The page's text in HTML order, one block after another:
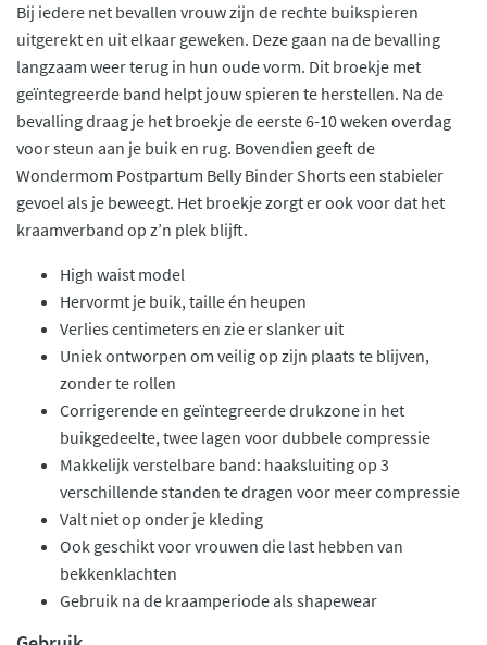
Bij iedere net bevallen vrouw zijn de rechte buikspieren
uitgerekt en uit elkaar geweken. Deze gaan na de bevalling
langzaam weer terug in hun oude vorm. Dit broekje met
geïntegreerde band helpt jouw spieren te herstellen. Na de
bevalling draag je het broekje de eerste 6-10 weken overdag
voor steun aan je buik en rug. Bovendien geeft de
Wondermom Postpartum Belly Binder Shorts een stabieler
gevoel als je beweegt. Het broekje zorgt er ook voor dat het
kraamverband op z’n plek blijft.
High waist model
Hervormt je buik, taille én heupen
Verlies centimeters en zie er slanker uit
Uniek ontworpen om veilig op zijn plaats te blijven,
zonder te rollen
Corrigerende en geïntegreerde drukzone in het
buikgedeelte, twee lagen voor dubbele compressie
Makkelijk verstelbare band: haaksluiting op 3
verschillende standen te dragen voor meer compressie
Valt niet op onder je kleding
Ook geschikt voor vrouwen die last hebben van
bekkenklachten
Gebruik na de kraamperiode als shapewear